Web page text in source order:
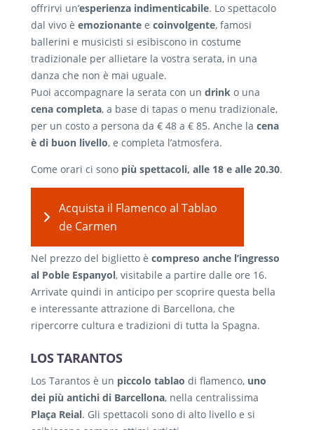
offrirvi un’esperienza indimenticabile. Lo spettacolo
dal vivo è emozionante e coinvolgente, famosi
ballerini e musicisti si esibiscono in costume
tradizionale per allietare la vostra serata, in una
danza che non è mai uguale.
Puoi accompagnare la serata con un drink o una
cena completa, a base di tapas o menu tradizionale,
per un costo a persona da € 48 a € 85. Anche la cena
è di buon livello, e completa l’atmosfera.
Come orari ci sono più spettacoli, alle 18 e alle 20.30.
Acquista il Flamenco al Tablao
de Carmen
Nel prezzo del biglietto è compreso anche l’ingresso
al Poble Espanyol, visitabile a partire dalle ore 16.
Arrivate quindi in anticipo per scoprire questa bella
e interessante attrazione di Barcellona, che
ripercorre cultura e tradizioni di tutta la Spagna.
LOS TARANTOS
Los Tarantos è un piccolo tablao di flamenco, uno
dei più antichi di Barcellona, nella centralissima
Plaça Reial. Gli spettacoli sono di alto livello e si